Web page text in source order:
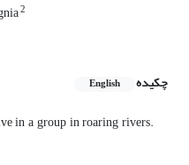
2
چکیده
English
in a group in roaring rivers.